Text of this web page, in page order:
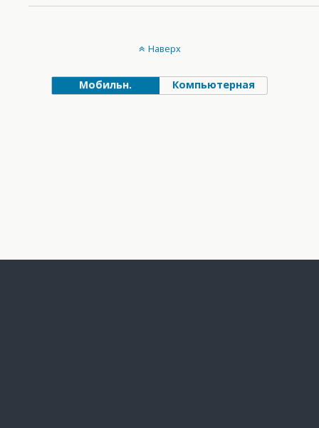
Наверх
Мобильн. Компьютерная